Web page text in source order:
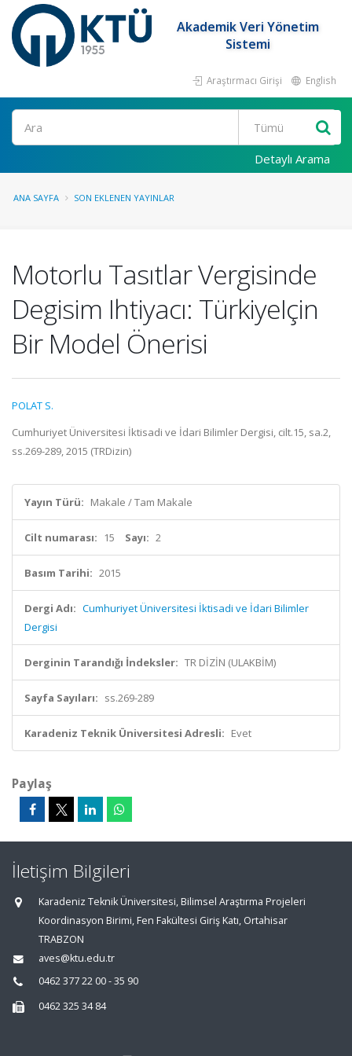
Akademik Veri Yönetim
Sistemi
Araştırmacı Girişi English
Ara
Detaylı Arama
ANA SAYFA SON EKLENEN YAYINLAR
Motorlu Tasıtlar Vergisinde
Degisim Ihtiyacı: TürkiyeIçin
Bir Model Önerisi
POLAT S.
Cumhuriyet Üniversitesi İktisadi ve İdari Bilimler Dergisi, cilt.15, sa.2,
ss.269-289, 2015 (TRDizin)
Yayın Türü: Makale / Tam Makale
Cilt numarası: 15 Sayı: 2
Basım Tarihi: 2015
Dergi Adı: Cumhuriyet Üniversitesi İktisadi ve İdari Bilimler
Dergisi
Derginin Tarandığı İndeksler: TR DİZİN (ULAKBİM)
Sayfa Sayıları: ss.269-289
Karadeniz Teknik Üniversitesi Adresli: Evet
Paylaş
İletişim Bilgileri
Karadeniz Teknik Üniversitesi, Bilimsel Araştırma Projeleri
Koordinasyon Birimi, Fen Fakültesi Giriş Katı, Ortahisar
TRABZON
aves@ktu.edu.tr
0462 377 22 00 - 35 90
0462 325 34 84